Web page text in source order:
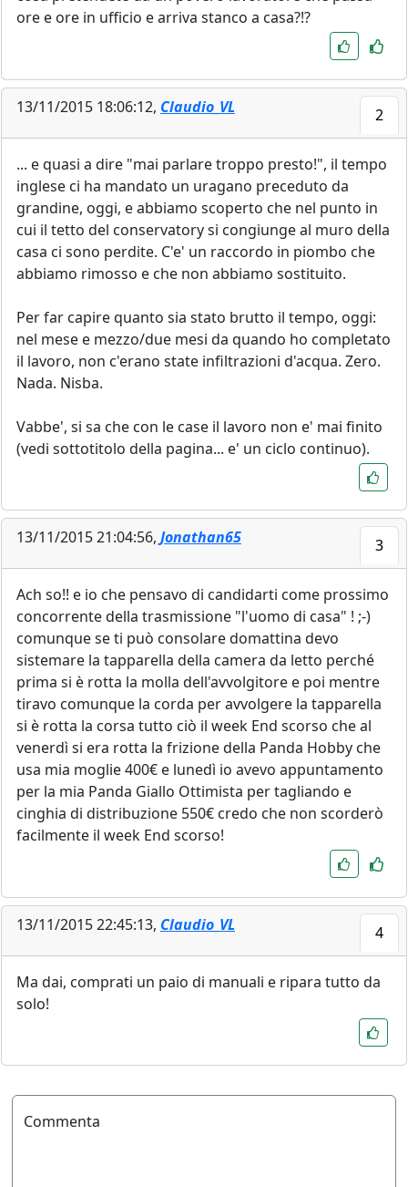
ore e ore in ufficio e arriva stanco a casa?!?
13/11/2015 18:06:12, Claudio_VL 2
... e quasi a dire "mai parlare troppo presto!", il tempo
inglese ci ha mandato un uragano preceduto da
grandine, oggi, e abbiamo scoperto che nel punto in
cui il tetto del conservatory si congiunge al muro della
casa ci sono perdite. C'e' un raccordo in piombo che
abbiamo rimosso e che non abbiamo sostituito.
Per far capire quanto sia stato brutto il tempo, oggi:
nel mese e mezzo/due mesi da quando ho completato
il lavoro, non c'erano state infiltrazioni d'acqua. Zero.
Nada. Nisba.
Vabbe', si sa che con le case il lavoro non e' mai finito
(vedi sottotitolo della pagina... e' un ciclo continuo).
13/11/2015 21:04:56, Jonathan65 3
Ach so!! e io che pensavo di candidarti come prossimo
concorrente della trasmissione "l'uomo di casa" ! ;-)
comunque se ti può consolare domattina devo
sistemare la tapparella della camera da letto perché
prima si è rotta la molla dell'avvolgitore e poi mentre
tiravo comunque la corda per avvolgere la tapparella
si è rotta la corsa tutto ciò il week End scorso che al
venerdì si era rotta la frizione della Panda Hobby che
usa mia moglie 400€ e lunedì io avevo appuntamento
per la mia Panda Giallo Ottimista per tagliando e
cinghia di distribuzione 550€ credo che non scorderò
facilmente il week End scorso!
13/11/2015 22:45:13, Claudio_VL 4
Ma dai, comprati un paio di manuali e ripara tutto da
solo!
Commenta